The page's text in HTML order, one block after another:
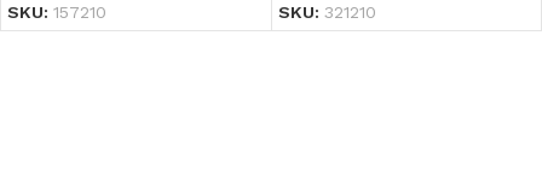
SKU: 157210 SKU: 321210